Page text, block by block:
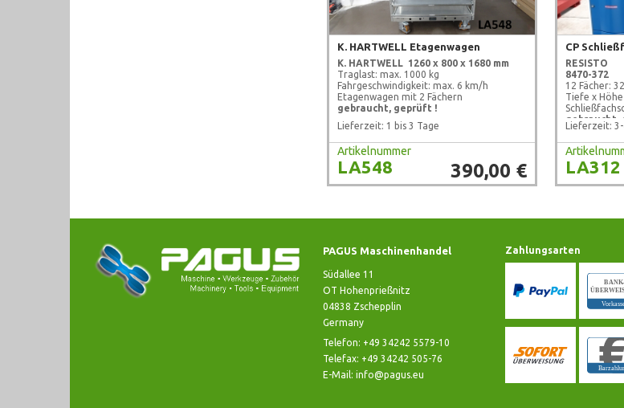
K. HARTWELL Etagenwagen
K. HARTWELL 1260 x 800 x 1680 mm
Traglast: max. 1000 kg
Fahrgeschwindigkeit: max. 6 km/h
Etagenwagen mit 2 Fächern
gebraucht, geprüft !
Lieferzeit: 1 bis 3 Tage
Artikelnummer
LA548 390,00 €
CP
RESISTO
8470-372
12 Fächer:
Tiefe x Höhe
gebraucht,
Lieferzeit: 3-
LA312
PAGUS Maschinenhandel
Südallee 11
OT Hohenprießnitz
04838 Zschepplin
Germany
Telefon: +49 34242 5579-10
Telefax: +49 34242 505-76
E-Mail: info@pagus.eu
Zahlungsarten